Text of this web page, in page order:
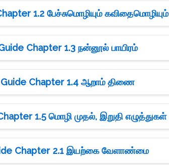
1.2 பேச்சுமொழியும் கவிதைமொழியும்
Chapter 1.3 நன்னூல் பாயிரம்
Guide Chapter 1.4 ஆறாம் திணை
1.5 மொழி முதல், இறுதி எழுத்துகள்
Chapter 2.1 இயற்கை வேளாண்மை